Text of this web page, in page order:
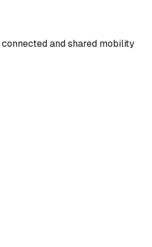
and shared mobility